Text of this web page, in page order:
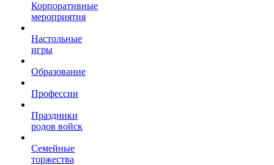
Корпоративные
мероприятия
Настольные
игры
Образование
Профессии
Праздники
родов войск
Семейные
торжества